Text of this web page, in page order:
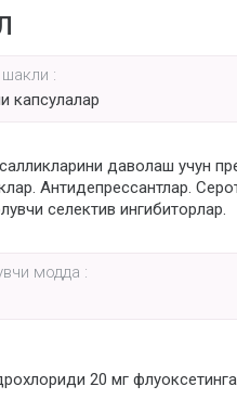
:
капсулалар
даволаш учун
Антидепрессантлар.
селектив ингибиторлар.
модда :
20 мг флуоксетинга